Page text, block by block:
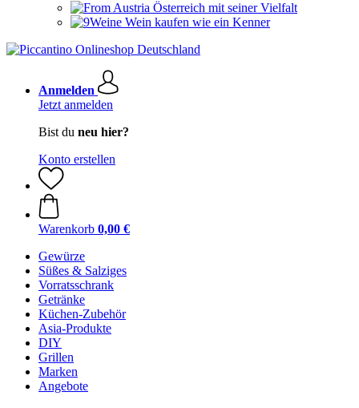
Österreich mit seiner Vielfalt
Wein kaufen wie ein Kenner
Anmelden
Jetzt anmelden
Bist du neu hier?
Konto erstellen
Warenkorb 0,00 €
Gewürze
Süßes & Salziges
Vorratsschrank
Getränke
Küchen-Zubehör
Asia-Produkte
DIY
Grillen
Marken
Angebote